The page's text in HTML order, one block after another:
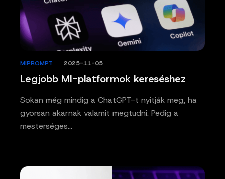
Legjobb MI-platformok kereséshez
MIPROMPT 2025-11-05
Sokan még mindig a ChatGPT-t nyitják meg, ha
gyorsan akarnak valamit megtudni. Pedig a
mesterséges…